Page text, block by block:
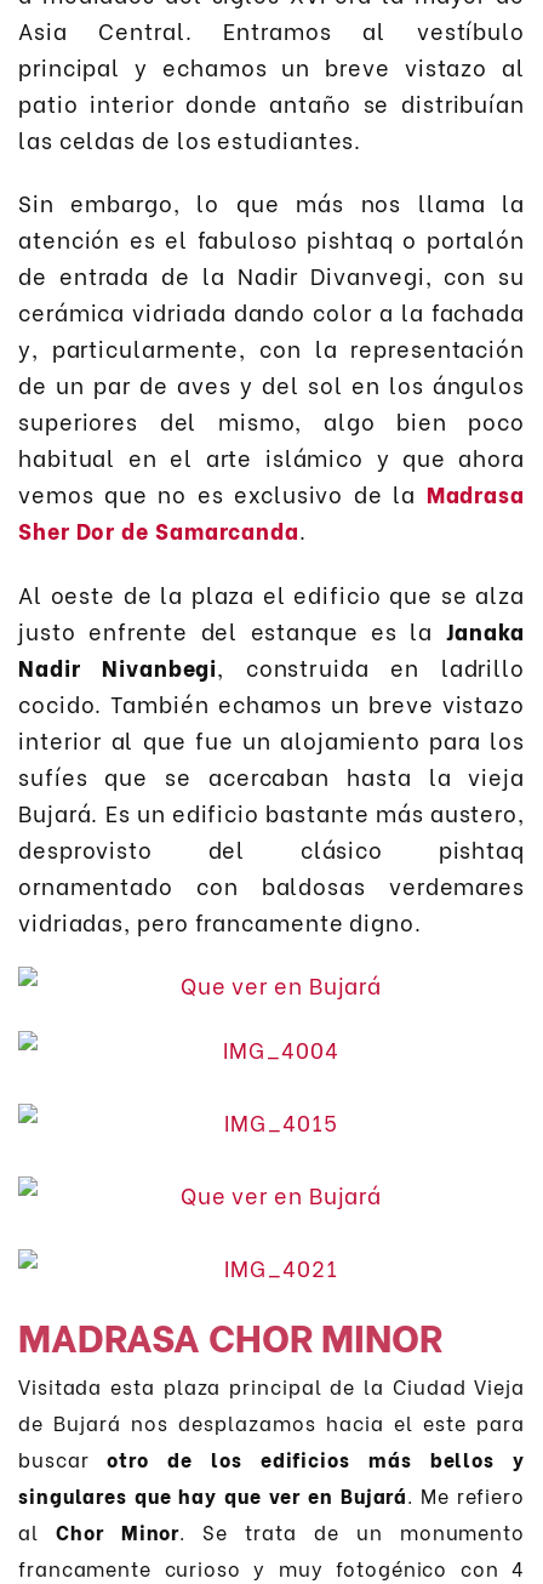
Asia Central. Entramos al vestíbulo
principal y echamos un breve vistazo al
patio interior donde antaño se distribuían
las celdas de los estudiantes.
Sin embargo, lo que más nos llama la
atención es el fabuloso pishtaq o portalón
de entrada de la Nadir Divanvegi, con su
cerámica vidriada dando color a la fachada
y, particularmente, con la representación
de un par de aves y del sol en los ángulos
superiores del mismo, algo bien poco
habitual en el arte islámico y que ahora
vemos que no es exclusivo de la Madrasa
Sher Dor de Samarcanda.
Al oeste de la plaza el edificio que se alza
justo enfrente del estanque es la Janaka
Nadir Nivanbegi, construida en ladrillo
cocido. También echamos un breve vistazo
interior al que fue un alojamiento para los
sufíes que se acercaban hasta la vieja
Bujará. Es un edificio bastante más austero,
desprovisto del clásico pishtaq
ornamentado con baldosas verdemares
vidriadas, pero francamente digno.
MADRASA CHOR MINOR
Visitada esta plaza principal de la Ciudad Vieja
de Bujará nos desplazamos hacia el este para
buscarotro de los edificios más bellos y
singulares que hay que ver en Bujará. Me refiero
al Chor Minor. Se trata de un monumento
francamente curioso y muy fotogénico con 4